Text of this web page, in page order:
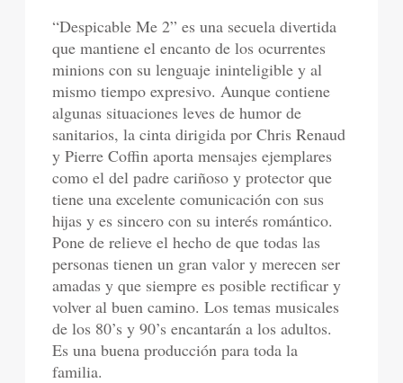
“Despicable Me 2” es una secuela divertida
que mantiene el encanto de los ocurrentes
minions con su lenguaje ininteligible y al
mismo tiempo expresivo. Aunque contiene
algunas situaciones leves de humor de
sanitarios, la cinta dirigida por Chris Renaud
y Pierre Coffin aporta mensajes ejemplares
como el del padre cariñoso y protector que
tiene una excelente comunicación con sus
hijas y es sincero con su interés romántico.
Pone de relieve el hecho de que todas las
personas tienen un gran valor y merecen ser
amadas y que siempre es posible rectificar y
volver al buen camino. Los temas musicales
de los 80’s y 90’s encantarán a los adultos.
Es una buena producción para toda la
familia.